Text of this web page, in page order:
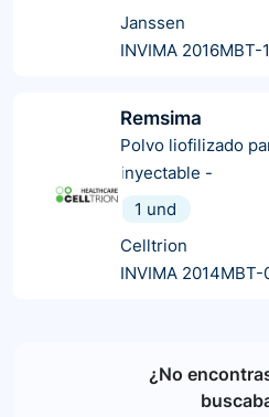
Janssen
INVIMA 2016MBT-
Remsima
Polvo liofilizado
inyectable -
1 und
Celltrion
INVIMA 2014MBT-
¿No